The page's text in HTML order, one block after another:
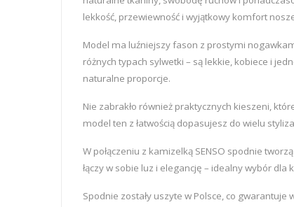
lekkość, przewiewność i wyjątkowy komfort
Model ma luźniejszy fason z prostymi
różnych typach sylwetki – są lekkie, kobiece i
naturalne proporcje.
Nie zabrakło również praktycznych kieszeni,
model ten z łatwością dopasujesz do wielu
W połączeniu z kamizelką SENSO spodnie
łączy w sobie luz i elegancję – idealny wybór dla
Spodnie zostały uszyte w Polsce, co gwarantuje